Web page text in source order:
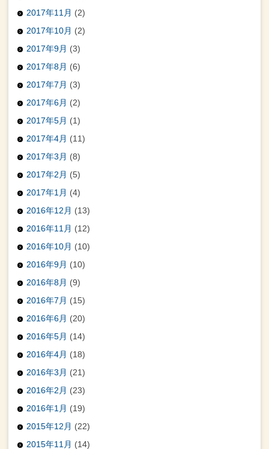
2017年11月 (2)
2017年10月 (2)
2017年9月 (3)
2017年8月 (6)
2017年7月 (3)
2017年6月 (2)
2017年5月 (1)
2017年4月 (11)
2017年3月 (8)
2017年2月 (5)
2017年1月 (4)
2016年12月 (13)
2016年11月 (12)
2016年10月 (10)
2016年9月 (10)
2016年8月 (9)
2016年7月 (15)
2016年6月 (20)
2016年5月 (14)
2016年4月 (18)
2016年3月 (21)
2016年2月 (23)
2016年1月 (19)
2015年12月 (22)
2015年11月 (14)